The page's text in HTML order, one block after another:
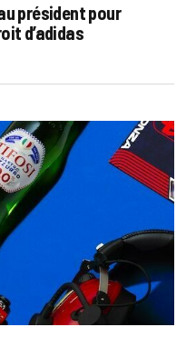
président pour
d’adidas